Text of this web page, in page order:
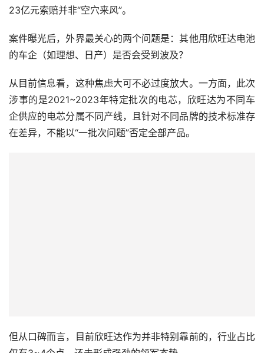
23亿元索赔并非“空穴来风”。
案件曝光后，外界最关心的两个问题是：其他用欣旺达电池
的车企（如理想、日产）是否会受到波及？
从目前信息看，这种焦虑大可不必过度放大。一方面，此次
涉事的是2021~2023年特定批次的电芯，欣旺达为不同车
企供应的电芯分属不同产线，且针对不同品牌的技术标准存
在差异，不能以“一批次问题”否定全部产品。
但从口碑而言，目前欣旺达作为并非特别靠前的，行业占比